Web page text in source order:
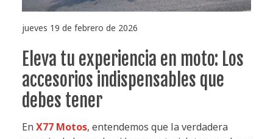
jueves 19 de febrero de 2026
Eleva tu experiencia en moto: Los
accesorios indispensables que
debes tener
EnX77 Motos, entendemos que la verdadera